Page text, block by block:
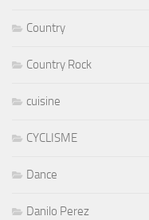
Country
Country Rock
cuisine
CYCLISME
Dance
Danilo Perez